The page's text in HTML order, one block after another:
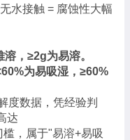
水接触 = 腐蚀性大幅
，≥2g为易溶。
为易吸湿，≥60%
度数据，凭经验判
达
，属于"易溶+易吸